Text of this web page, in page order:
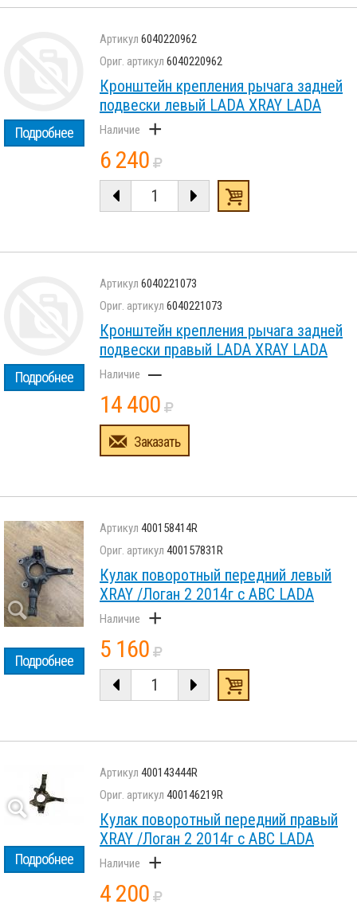
Подробнее
6040220962
6040220962
Кронштейн крепления рычага задней
подвески левый LADA XRAY LADA
+
6 240
Подробнее
6040221073
6040221073
Кронштейн крепления рычага задней
подвески правый LADA XRAY LADA
–
14 400
Заказать
Подробнее
400158414R
400157831R
Кулак поворотный передний левый
XRAY /Логан 2 2014г с АВС LADA
+
5 160
Подробнее
400143444R
400146219R
Кулак поворотный передний правый
XRAY /Логан 2 2014г с АВС LADA
+
4 200